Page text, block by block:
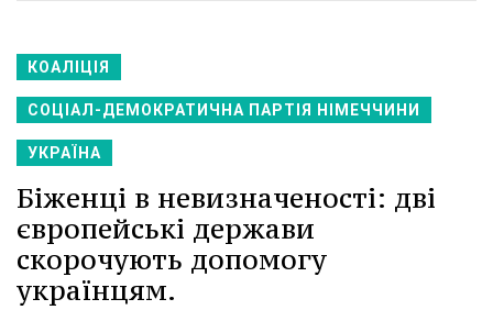
КОАЛІЦІЯ
СОЦІАЛ-ДЕМОКРАТИЧНА ПАРТІЯ НІМЕЧЧИНИ
УКРАЇНА
Біженці в невизначеності: дві
європейські держави
скорочують допомогу
українцям.